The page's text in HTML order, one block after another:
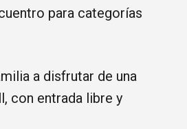
para categorías
a disfrutar de una
con entrada libre y